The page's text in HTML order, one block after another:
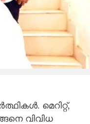
മെറിറ്റ്‌,
വിവിധ